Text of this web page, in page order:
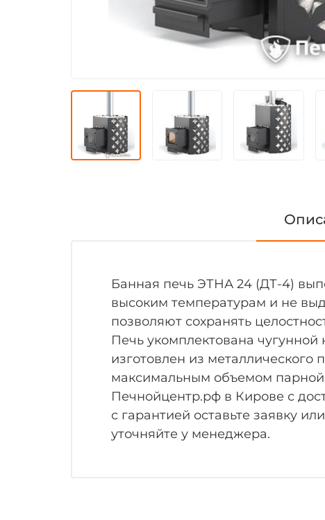
Банная печь ЭТНА 24 (ДТ-4)
высоким температурам и не
позволяют сохранять
Печь укомплектована
изготовлен из
максимальным объемом
Печнойцентр.рф в Кирове с
с гарантией оставьте заявку или позвоните нам по
уточняйте у менеджера.